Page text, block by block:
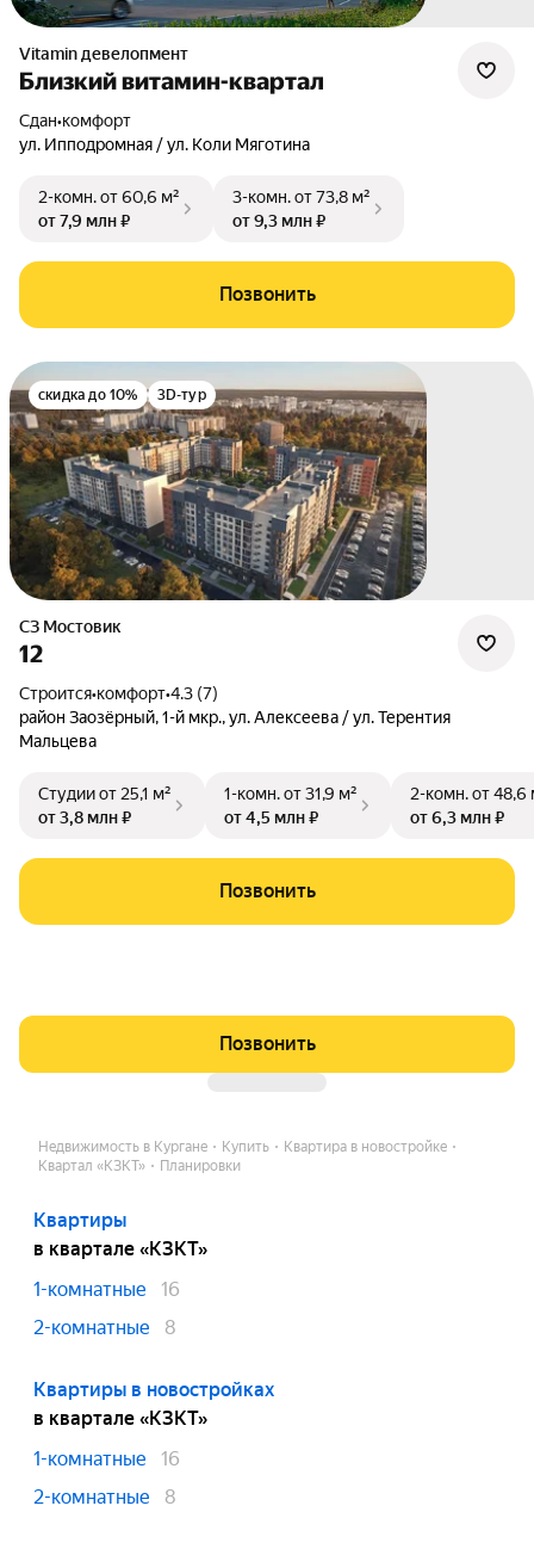
Vitamin девелопмент
Близкий витамин-квартал
Сдан•комфорт
ул. Ипподромная / ул. Коли Мяготина
2-комн.от 60,6 м²
от 7,9 млн ₽
3-комн.от 73,8 м²
от 9,3 млн ₽
Позвонить
скидка до 10% 3D-тур
СЗ Мостовик
12
Строится•комфорт•4.3 (7)
район Заозёрный,1-й мкр.,ул. Алексеева / ул. Терентия
Мальцева
Студииот 25,1 м²
от 3,8 млн ₽
1-комн.от 31,9 м²
от 4,5 млн ₽
2-комн.от 48,6
от 6,3 млн ₽
Позвонить
Позвонить
Недвижимость в Кургане Купить
Квартира в новостройке
Квартал «КЗКТ»
Планировки
Квартиры
в квартале «КЗКТ»
1-комнатные
16
2-комнатные
8
Квартиры в новостройках
в квартале «КЗКТ»
1-комнатные
16
2-комнатные
8